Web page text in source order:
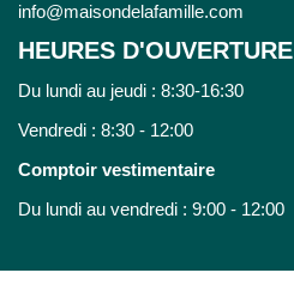
info@maisondelafamille.com
HEURES D'OUVERTURE
Du lundi au jeudi : 8:30-16:30
Vendredi : 8:30 - 12:00
Comptoir vestimentaire
Du lundi au vendredi : 9:00 - 12:00